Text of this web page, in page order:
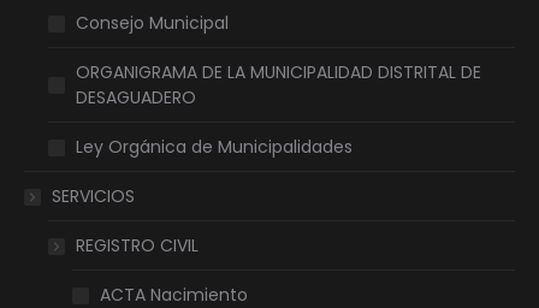
Consejo Municipal
ORGANIGRAMA DE LA MUNICIPALIDAD DISTRITAL DE
DESAGUADERO
Ley Orgánica de Municipalidades
SERVICIOS
REGISTRO CIVIL
ACTA Nacimiento